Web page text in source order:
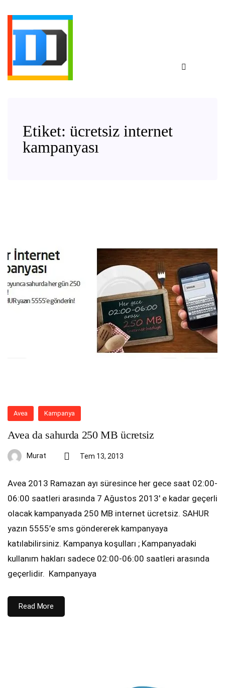
Etiket: ücretsiz internet
kampanyası
Avea Kampanya
Avea da sahurda 250 MB ücretsiz
Murat Tem 13, 2013
Avea 2013 Ramazan ayı süresince her gece saat 02:00-
06:00 saatleri arasında 7 Ağustos 2013′ e kadar geçerli
olacak kampanyada 250 MB internet ücretsiz. SAHUR
yazın 5555’e sms göndererek kampanyaya
katılabilirsiniz. Kampanya koşulları ; Kampanyadaki
kullanım hakları sadece 02:00-06:00 saatleri arasında
geçerlidir. ​ Kampanyaya
Read More